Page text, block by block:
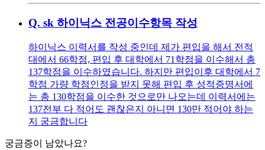
Q. sk 하이닉스 전공이수항목 작성
하이닉스 이력서를 작성 중인데 제가 편입을 해서 전적
대에서 66학점, 편입 후 대학에서 71학점을 이수해서 총
137학점을 이수하였습니다. 하지만 편입이후 대학에서 7
학점 가량 학점인정을 받지 못해 편입 후 성적증명서에
는 총 130학점을 이수한 것으로만 나오는데 이력서에는
137전부 다 적어도 괜찮은지 아니면 130만 적어야 하는
지 궁금합니다
궁금증이 남았나요?